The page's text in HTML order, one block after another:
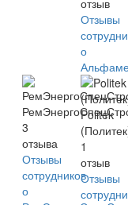
отзыв
Отзывы
о
3
отзыва
Отзывы
сотрудников
о
Politek
1
отзыв
Отзывы